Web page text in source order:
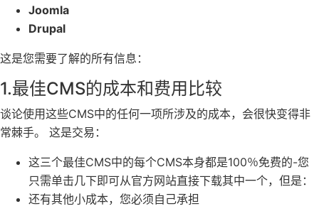
Joomla
Drupal
这是您需要了解的所有信息：
1.最佳CMS的成本和费用比较
谈论使用这些CMS中的任何一项所涉及的成本，会很快变得非
常棘手。 这是交易：
这三个最佳CMS中的每个CMS本身都是100％免费的-您
只需单击几下即可从官方网站直接下载其中一个，但是：
还有其他小成本，您必须自己承担